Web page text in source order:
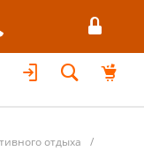
отдыха
/